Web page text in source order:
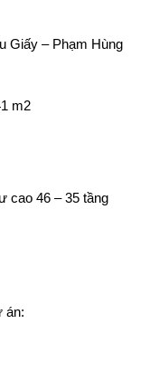
Giấy – Phạm Hùng
m2
cao 46 – 35 tầng
án: